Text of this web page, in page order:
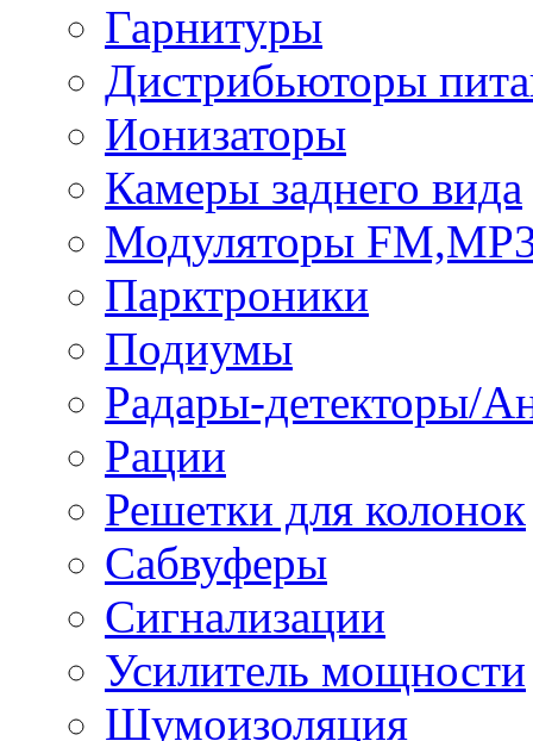
Гарнитуры
Дистрибьюторы
Ионизаторы
Камеры заднего вида
Модуляторы
Парктроники
Подиумы
Радары-детекторы/
Рации
Решетки для колонок
Сабвуферы
Сигнализации
Усилитель мощности
Шумоизоляция